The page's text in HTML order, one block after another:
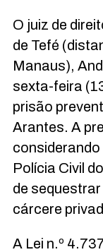
O juiz de
de Tefé
Manaus),
sexta-feira
prisão
Arantes. A
considerando
Polícia Civil
de
cárcere
A Lei n.º